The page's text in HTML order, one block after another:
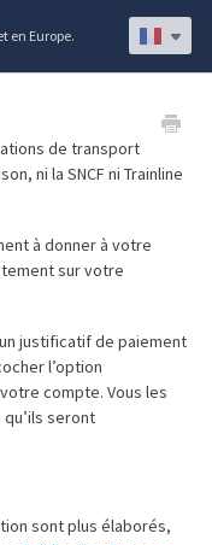
en Europe.
de transport
ni la SNCF ni Trainline
à donner à votre
sur votre
justificatif de paiement
l’option
compte. Vous les
seront
sont plus élaborés,